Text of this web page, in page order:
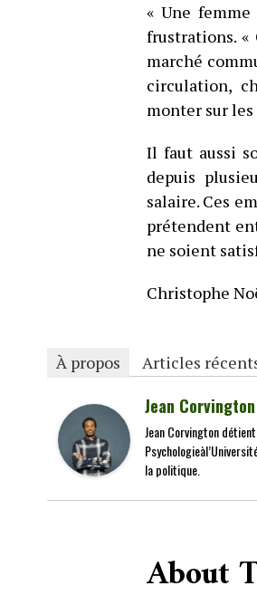
« Une
frustrations. «
marché
circulation,
monter sur
Il faut aussi
depuis
salaire. Ces
prétendent
ne soient
Christophe
À propos Articles
Jean Corvington
Jean Corvington
la politique.
About